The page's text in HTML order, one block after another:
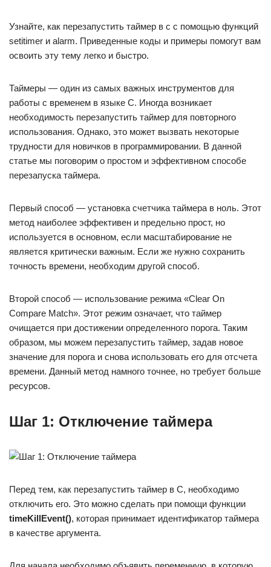
Узнайте, как перезапустить таймер в c с помощью функций
setitimer и alarm. Приведенные коды и примеры помогут вам
освоить эту тему легко и быстро.
Таймеры — один из самых важных инструментов для
работы с временем в языке С. Иногда возникает
необходимость перезапустить таймер для повторного
использования. Однако, это может вызвать некоторые
трудности для новичков в программировании. В данной
статье мы поговорим о простом и эффективном способе
перезапуска таймера.
Первый способ — установка счетчика таймера в ноль. Этот
метод наиболее эффективен и предельно прост, но
используется в основном, если масштабирование не
является критически важным. Если же нужно сохранить
точность времени, необходим другой способ.
Второй способ — использование режима «Clear On
Compare Match». Этот режим означает, что таймер
очищается при достижении определенного порога. Таким
образом, мы можем перезапустить таймер, задав новое
значение для порога и снова использовать его для отсчета
времени. Данный метод намного точнее, но требует больше
ресурсов.
Шаг 1: Отключение таймера
Перед тем, как перезапустить таймер в C, необходимо
отключить его. Это можно сделать при помощи функции
timeKillEvent(), которая принимает идентификатор таймера
в качестве аргумента.